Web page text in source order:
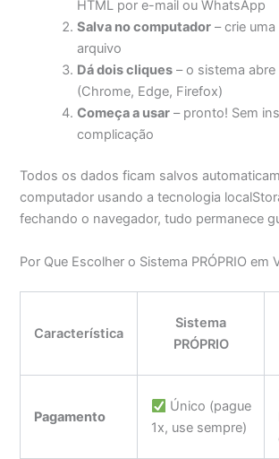
HTML por e-mail ou WhatsApp
Salva no computador – crie
arquivo
Dá dois cliques – o sistema
(Chrome, Edge, Firefox)
Começa a usar – pronto! Sem
complicação
Todos os dados ficam salvos
computador usando a tecnologia
fechando o navegador, tudo permanece
Por Que Escolher o Sistema PRÓPRIO em
Característica
Sistema
PRÓPRIO
Pagamento
Único (pague
1x, use sempre)